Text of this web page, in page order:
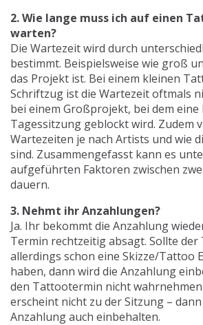
2. Wie lange muss ich auf einen
warten?
Die Wartezeit wird durch
bestimmt. Beispielsweise wie groß
das Projekt ist. Bei einem kleinen
Schriftzug ist die Wartezeit oftmals
bei einem Großprojekt, bei dem
Tagessitzung geblockt wird. Zudem
Wartezeiten je nach Artists und wie
sind. Zusammengefasst kann es
aufgeführten Faktoren zwischen
dauern.
3. Nehmt ihr Anzahlungen?
Ja. Ihr bekommt die Anzahlung
Termin rechtzeitig absagt. Sollte
allerdings schon eine Skizze/Tattoo
haben, dann wird die Anzahlung
den Tattootermin nicht
erscheint nicht zu der Sitzung –
Anzahlung auch einbehalten.